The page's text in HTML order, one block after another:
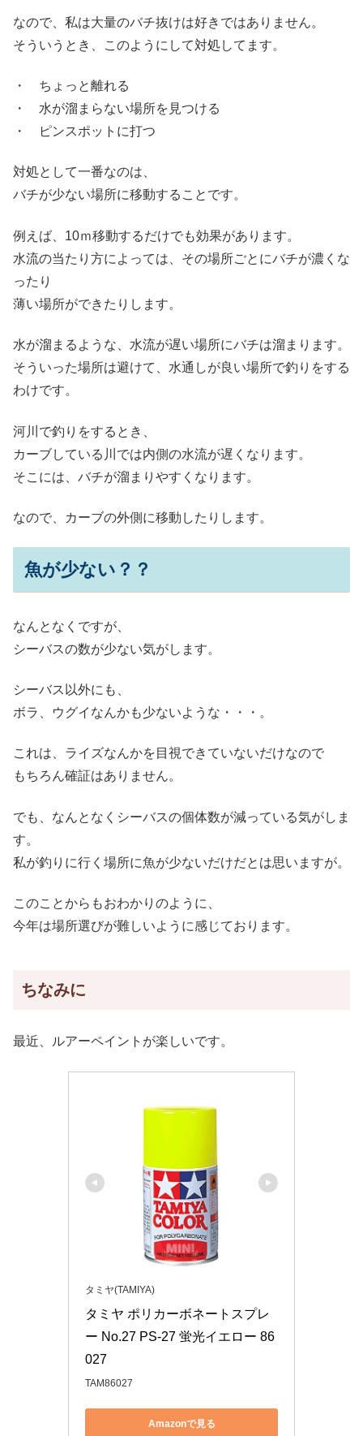
なので、私は大量のバチ抜けは好きではありません。
そういうとき、このようにして対処してます。
・ ちょっと離れる
・ 水が溜まらない場所を見つける
・ ピンスポットに打つ
対処として一番なのは、
バチが少ない場所に移動することです。
例えば、10ｍ移動するだけでも効果があります。
水流の当たり方によっては、その場所ごとにバチが濃くな
ったり
薄い場所ができたりします。
水が溜まるような、水流が遅い場所にバチは溜まります。
そういった場所は避けて、水通しが良い場所で釣りをする
わけです。
河川で釣りをするとき、
カーブしている川では内側の水流が遅くなります。
そこには、バチが溜まりやすくなります。
なので、カーブの外側に移動したりします。
魚が少ない？？
なんとなくですが、
シーバスの数が少ない気がします。
シーバス以外にも、
ボラ、ウグイなんかも少ないような・・・。
これは、ライズなんかを目視できていないだけなので
もちろん確証はありません。
でも、なんとなくシーバスの個体数が減っている気がしま
す。
私が釣りに行く場所に魚が少ないだけだとは思いますが。
このことからもおわかりのように、
今年は場所選びが難しいように感じております。
ちなみに
最近、ルアーペイントが楽しいです。
タミヤ(TAMIYA)
タミヤ ポリカーボネートスプレ
ー No.27 PS-27 蛍光イエロー 86
027
TAM86027
Amazonで見る